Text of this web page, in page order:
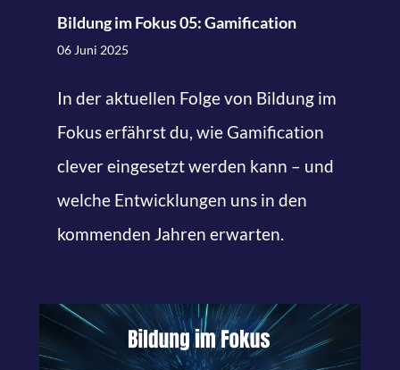
Bildung im Fokus 05: Gamification
06 Juni 2025
In der aktuellen Folge von Bildung im
Fokus erfährst du, wie Gamification
clever eingesetzt werden kann – und
welche Entwicklungen uns in den
kommenden Jahren erwarten.